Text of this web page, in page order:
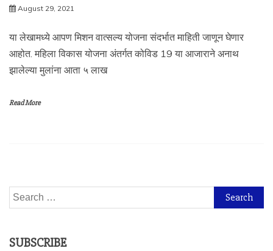
August 29, 2021
या लेखामध्ये आपण मिशन वात्सल्य योजना संदर्भात माहिती जाणून घेणार
आहोत. महिला विकास योजना अंतर्गत कोविड 19 या आजाराने अनाथ
झालेल्या मुलांना आता ५ लाख
Read More
Search
for:
SUBSCRIBE